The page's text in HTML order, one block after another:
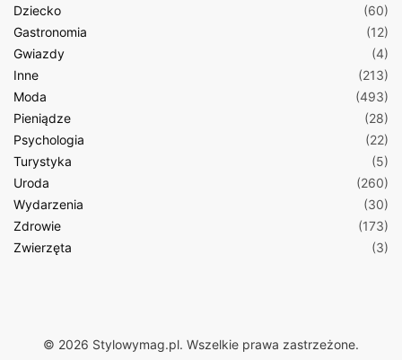
Dziecko
(60)
Gastronomia
(12)
Gwiazdy
(4)
Inne
(213)
Moda
(493)
Pieniądze
(28)
Psychologia
(22)
Turystyka
(5)
Uroda
(260)
Wydarzenia
(30)
Zdrowie
(173)
Zwierzęta
(3)
© 2026 Stylowymag.pl. Wszelkie prawa zastrzeżone.